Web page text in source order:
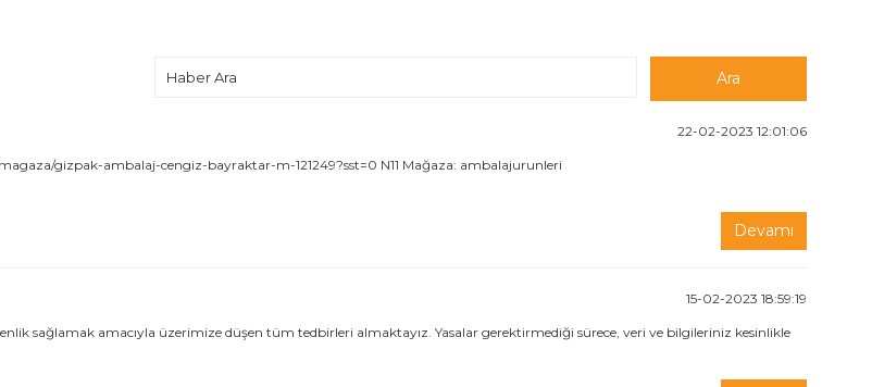
22-02-2023 12:01:06
gizpak-ambalaj-cengiz-bayraktar-m-121249?sst=0 N11 Mağaza: ambalajurunleri
Devamı
15-02-2023 18:59:19
sağlamak amacıyla üzerimize düşen tüm tedbirleri almaktayız. Yasalar gerektirmediği sürece, veri ve bilgileriniz kesinlikle